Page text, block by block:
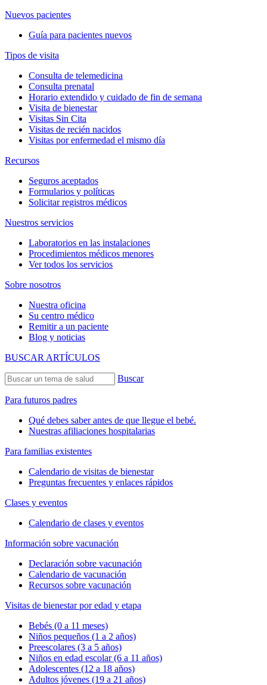
Nuevos pacientes
Guía para pacientes nuevos
Tipos de visita
Consulta de telemedicina
Consulta prenatal
Horario extendido y cuidado de fin de semana
Visita de bienestar
Visitas Sin Cita
Visitas de recién nacidos
Visitas por enfermedad el mismo día
Recursos
Seguros aceptados
Formularios y políticas
Solicitar registros médicos
Nuestros servicios
Laboratorios en las instalaciones
Procedimientos médicos menores
Ver todos los servicios
Sobre nosotros
Nuestra oficina
Su centro médico
Remitir a un paciente
Blog y noticias
BUSCAR ARTÍCULOS
Buscar
Para futuros padres
Qué debes saber antes de que llegue el bebé.
Nuestras afiliaciones hospitalarias
Para familias existentes
Calendario de visitas de bienestar
Preguntas frecuentes y enlaces rápidos
Clases y eventos
Calendario de clases y eventos
Información sobre vacunación
Declaración sobre vacunación
Calendario de vacunación
Recursos sobre vacunación
Visitas de bienestar por edad y etapa
Bebés (0 a 11 meses)
Niños pequeños (1 a 2 años)
Preescolares (3 a 5 años)
Niños en edad escolar (6 a 11 años)
Adolescentes (12 a 18 años)
Adultos jóvenes (19 a 21 años)